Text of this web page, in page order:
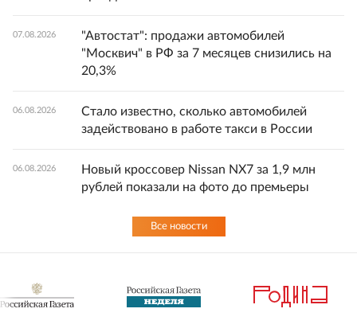
07.08.2026
"Автостат": продажи автомобилей
"Москвич" в РФ за 7 месяцев снизились на
20,3%
06.08.2026
Стало известно, сколько автомобилей
задействовано в работе такси в России
06.08.2026
Новый кроссовер Nissan NX7 за 1,9 млн
рублей показали на фото до премьеры
Все новости